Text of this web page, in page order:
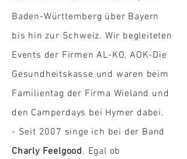
Baden-Württemberg über Bayern
bis hin zur Schweiz. Wir begleiteten
Events der Firmen AL-KO, AOK-Die
Gesundheitskasse und waren beim
Familientag der Firma Wieland und
den Camperdays bei Hymer dabei.
- Seit 2007 singe ich bei der Band
Charly Feelgood. Egal ob